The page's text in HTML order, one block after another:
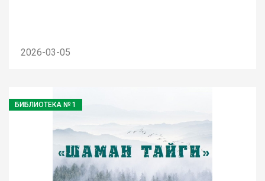
2026-03-05
БИБЛИОТЕКА № 1